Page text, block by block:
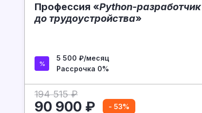
Профессия «Python-разработчик
до трудоустройства»
5 500 ₽/месяц
Рассрочка 0%
194 515 ₽
90 900 ₽ - 53%